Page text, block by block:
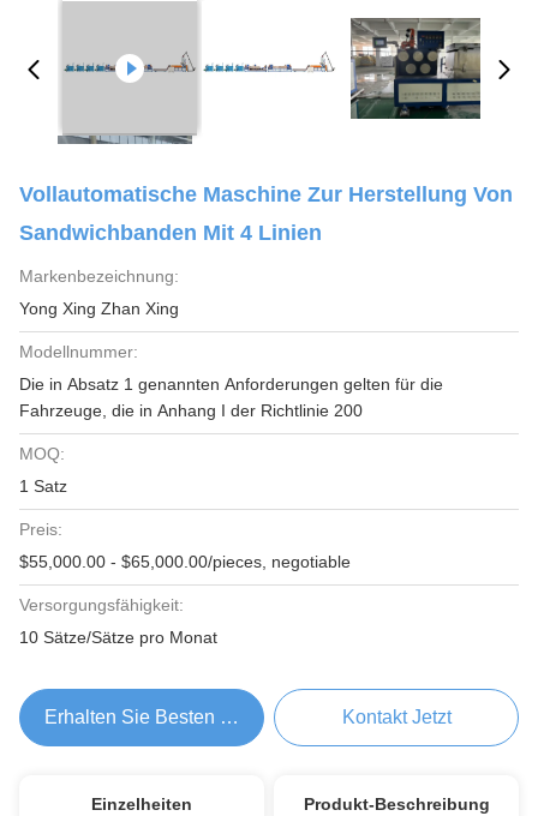
Vollautomatische Maschine Zur Herstellung Von
Sandwichbanden Mit 4 Linien
Markenbezeichnung:
Yong Xing Zhan Xing
Modellnummer:
Die in Absatz 1 genannten Anforderungen gelten für die
Fahrzeuge, die in Anhang I der Richtlinie 200
MOQ:
1 Satz
Preis:
$55,000.00 - $65,000.00/pieces, negotiable
Versorgungsfähigkeit:
10 Sätze/Sätze pro Monat
Erhalten Sie Besten Preis Kontakt Jetzt
Einzelheiten Produkt-Beschreibung